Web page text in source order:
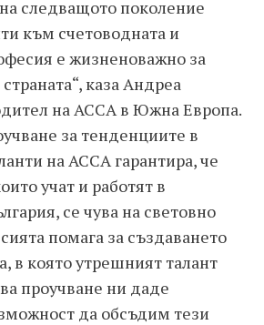
следващото поколение
към счетоводната и
е жизненоважно за
каза Андреа
на ACCA в Южна Европа.
за тенденциите в
на ACCA гарантира, че
учат и работят в
се чува на световно
помага за създаването
в която утрешният талант
проучване ни даде
да обсъдим тези